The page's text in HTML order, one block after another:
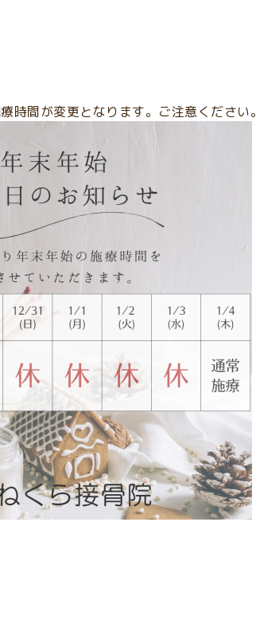
時間が変更となります。ご注意ください。